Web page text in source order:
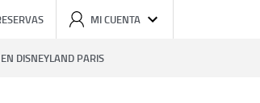
MI CUENTA
DISNEYLAND PARIS